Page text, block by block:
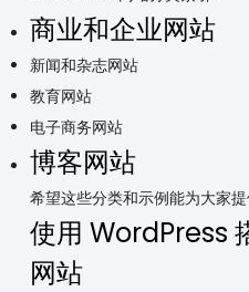
商业和企业网站
新闻和杂志网站
教育网站
电子商务网站
博客网站
希望这些分类和示例能为大家提
使用 WordPress
网站